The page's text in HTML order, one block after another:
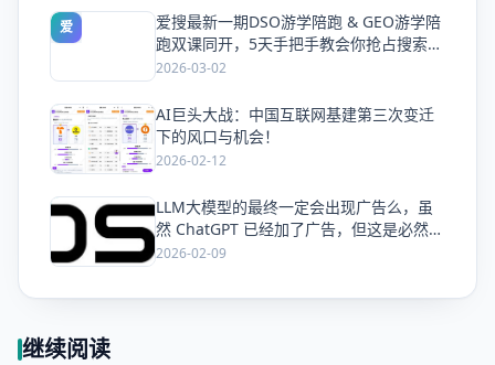
爱
爱搜最新一期DSO游学陪跑 & GEO游学陪
跑双课同开，5天手把手教会你抢占搜索流
量
2026-03-02
爱
AI巨头大战：中国互联网基建第三次变迁
下的风口与机会！
2026-02-12
爱
LLM大模型的最终一定会出现广告么，虽
然 ChatGPT 已经加了广告，但这是必然终
局么？
2026-02-09
继续阅读